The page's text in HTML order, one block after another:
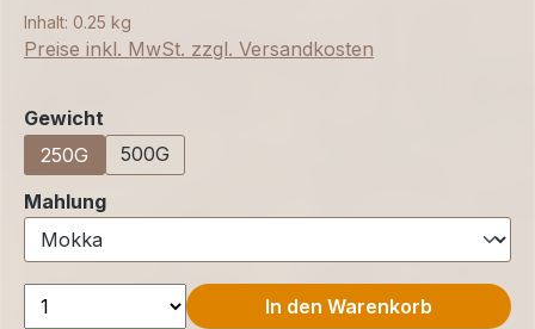
Inhalt: 0.25 kg
Preise inkl. MwSt. zzgl. Versandkosten
Gewicht
250G
500G
Mahlungauswählen
In den Warenkorb